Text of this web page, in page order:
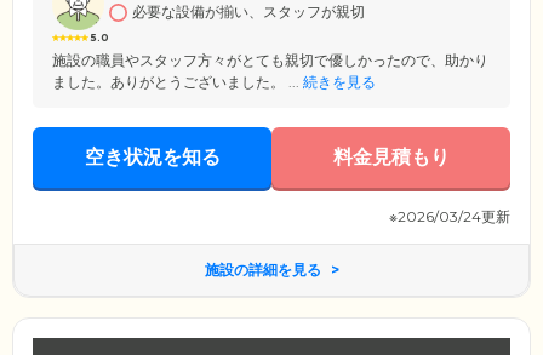
一杯サポートいたしますので、ぜひお気軽にご利用ください。
5.0
必要な設備が揃い、スタッフが親切
施設の職員やスタッフ方々がとても親切で優しかったので、助かり
ました。ありがとうございました。 ... 続きを見る
空き状況を知る 料金見積もり
※2026/03/24更新
施設の詳細を見る